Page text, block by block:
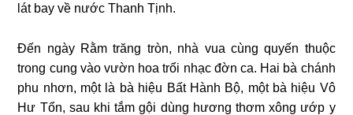
lát bay về nước Thanh Tịnh.
Đến ngày Rằm trăng tròn, nhà vua cùng quyến thuộc
trong cung vào vườn hoa trổi nhạc đờn ca. Hai bà chánh
phu nhơn, một là bà hiệu Bất Hành Bộ, một bà hiệu Vô
Hư Tổn, sau khi tắm gội dùng hương thơm xông ướp y